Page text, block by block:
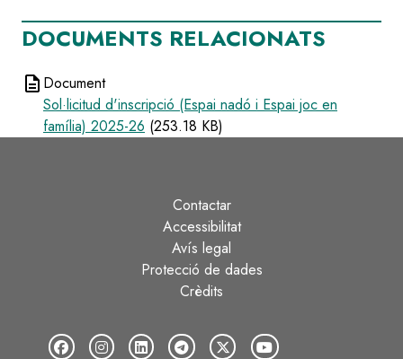
DOCUMENTS RELACIONATS
description Document
Sol·licitud d'inscripció (Espai nadó i Espai joc en
família) 2025-26 (253.18 KB)
Contactar
Accessibilitat
Avís legal
Protecció de dades
Crèdits